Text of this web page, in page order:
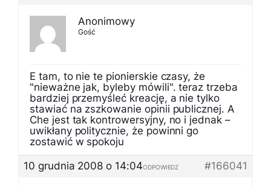
Anonimowy
Gość
E tam, to nie te pionierskie czasy, że
"nieważne jak, byleby mówili". teraz trzeba
bardziej przemyśleć kreację, a nie tylko
stawiać na zszkowanie opinii publicznej. A
Che jest tak kontrowersyjny, no i jednak –
uwikłany politycznie, że powinni go
zostawić w spokoju
10 grudnia 2008 o 14:04
#166041
ODPOWIEDZ